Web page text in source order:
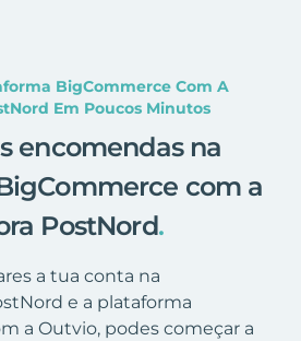
BigCommerce Com A
Em Poucos Minutos
encomendas na
com a
PostNord.
a tua conta na
e a plataforma
a Outvio, podes começar a